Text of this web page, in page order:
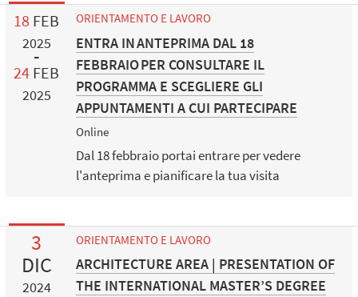
18 FEB
2025
24 FEB
2025
ORIENTAMENTO E LAVORO
ENTRA IN ANTEPRIMA DAL 18
FEBBRAIO PER CONSULTARE IL
PROGRAMMA E SCEGLIERE GLI
APPUNTAMENTI A CUI PARTECIPARE
Online
Dal 18 febbraio portai entrare per vedere
l'anteprima e pianificare la tua visita
3
DIC
2024
ORIENTAMENTO E LAVORO
ARCHITECTURE AREA | PRESENTATION OF
THE INTERNATIONAL MASTER’S DEGREE